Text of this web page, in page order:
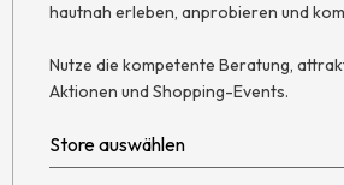
hautnah erleben, anprobieren und
Nutze die kompetente Beratung,
Aktionen und Shopping-Events.